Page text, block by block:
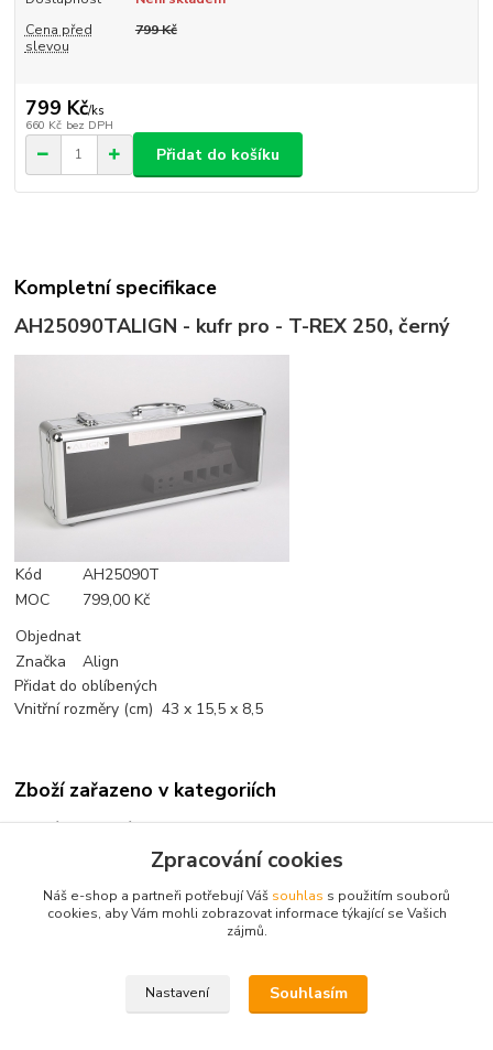
Cena před
slevou
799 Kč
799 Kč/ks
660 Kč bez DPH
Přidat do košíku
Kompletní specifikace
AH25090TALIGN - kufr pro - T-REX 250, černý
Kód
AH25090T
MOC
799,00 Kč
Objednat
Značka
Align
Přidat do oblíbených
Vnitřní rozměry (cm) 43 x 15,5 x 8,5
Zboží zařazeno v kategoriích
Příslušenství
Přepravní kufry a obaly
Zpracování cookies
Náš e-shop a partneři potřebují Váš souhlas s použitím souborů
cookies, aby Vám mohli zobrazovat informace týkající se Vašich
zájmů.
Nastavení Souhlasím